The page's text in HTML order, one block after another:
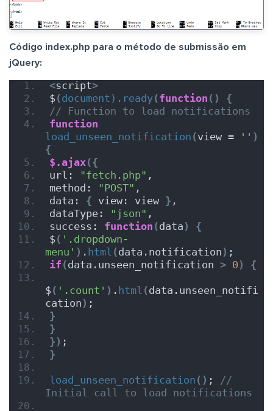
Código index.php para o método de submissão em
jQuery:
<script>
$(document).ready(function ()
{
// Function to load notifications
function
load_unseen_notification (view = '' )
{
$.ajax({
url: "fetch.php" ,
method: "POST" ,
data: { view: view } ,
dataType: "json" ,
success: function (data )
{
$( '.dropdown-
menu' ) . html (data.notification ) ;
if (data.unseen_notification > 0 ) {
$( '.count' ) . html (data.unseen_notifi
cation ) ;
}
}
}) ;
}
load_unseen_notification () ; //
Initial call to load notifications